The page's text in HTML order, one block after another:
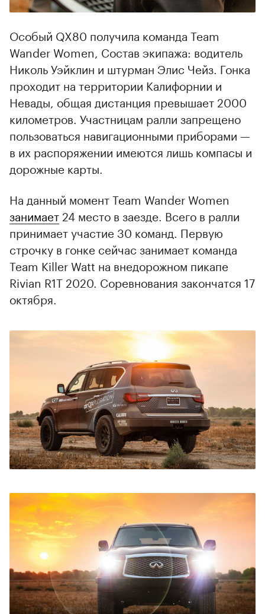
Особый QX80 получила команда Team
Wander Women, Состав экипажа: водитель
Николь Уэйклин и штурман Элис Чейз. Гонка
проходит на терри­тории Калифорнии и
Невады, общая дистанция превышает 2000
кило­метров. Участницам ралли запрещено
пользоваться навигационными приборами —
в их распоряжении имеются лишь компасы и
дорожные карты.
На данный момент Team Wander Women
занимает 24 место в заезде. Всего в ралли
принимает участие 30 команд. Первую
строчку в гонке сейчас занимает команда
Team Killer Watt на внедорожном пикапе
Rivian R1T 2020. Соревнования закончатся 17
октября.